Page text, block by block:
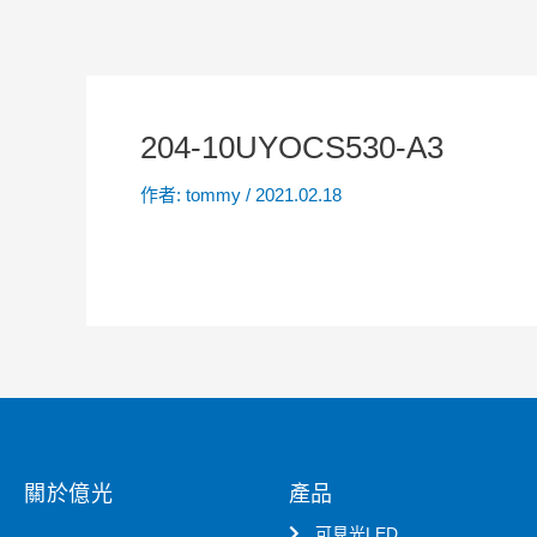
204-10UYOCS530-A3
作者: tommy / 2021.02.18
關於億光 產品